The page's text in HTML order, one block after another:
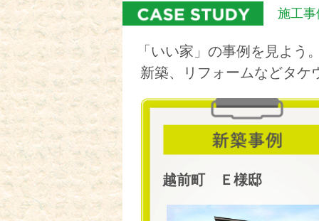
施工事
「いい家」の事例を見よう
新築、リフォームなどタケ
越前町 Ｅ様邸